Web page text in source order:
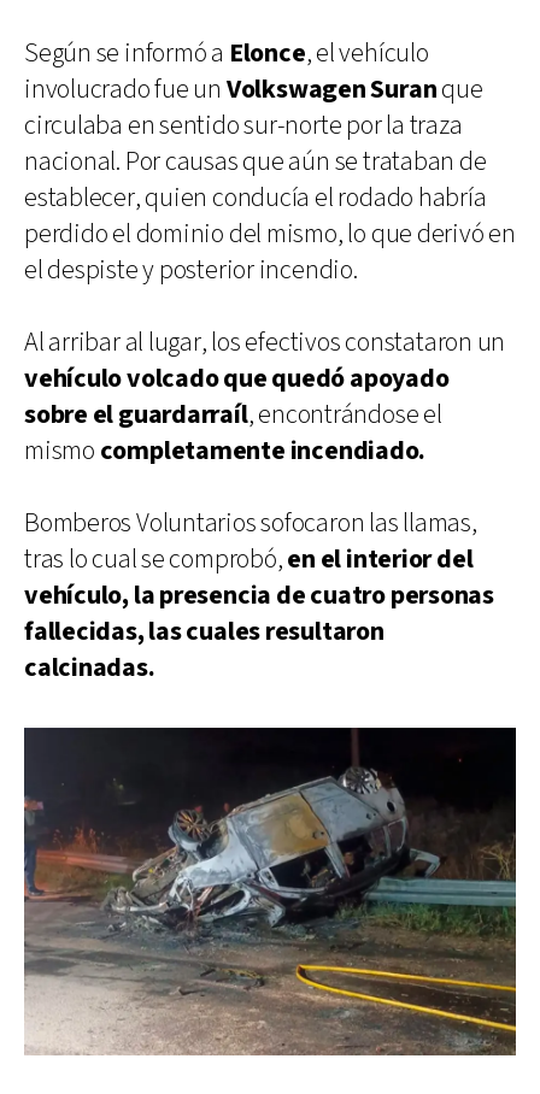
Según se informó a Elonce, el vehículo
involucrado fue un Volkswagen Suranque
circulaba en sentido sur-norte por la traza
nacional. Por causas que aún se trataban de
establecer, quien conducía el rodado habría
perdido el dominio del mismo, lo que derivó en
el despiste y posterior incendio.
Al arribar al lugar, los efectivos constataron un
vehículo volcado que quedó apoyado
sobre el guardarraíl, encontrándose el
mismo completamente incendiado.
Bomberos Voluntarios sofocaron las llamas,
tras lo cual se comprobó,en el interior del
vehículo, la presencia de cuatro personas
fallecidas, las cuales resultaron
calcinadas.